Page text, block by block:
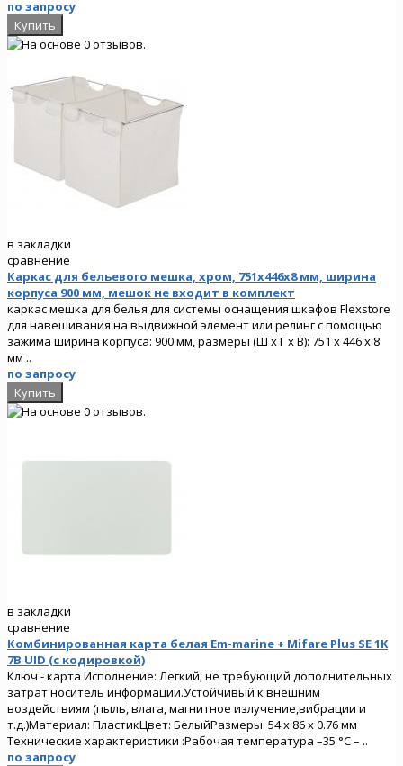
по запросу
в закладки
сравнение
Каркас для бельевого мешка, хром, 751x446x8 мм, ширина
корпуса 900 мм, мешок не входит в комплект
каркас мешка для белья для системы оснащения шкафов Flexstore
для навешивания на выдвижной элемент или релинг с помощью
зажима ширина корпуса: 900 мм, размеры (Ш x Г x В): 751 x 446 x 8
мм ..
по запросу
в закладки
сравнение
Комбинированная карта белая Em-marine + Mifare Plus SE 1K
7B UID (с кодировкой)
Ключ - карта Исполнение: Легкий, не требующий дополнительных
затрат носитель информации.Устойчивый к внешним
воздействиям (пыль, влага, магнитное излучение,вибрации и
т.д.)Материал: ПластикЦвет: БелыйРазмеры: 54 x 86 x 0.76 мм
Технические характеристики :Рабочая температура –35 °C – ..
по запросу